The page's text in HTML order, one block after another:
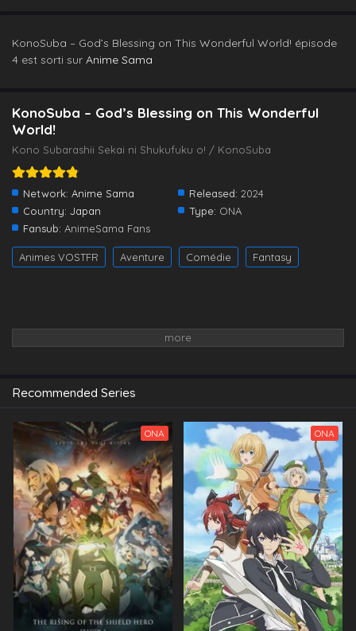
KonoSuba – God’s Blessing on This Wonderful World! épisode
4 est sorti sur Anime Sama
KonoSuba – God’s Blessing on This Wonderful
World!
Kono Subarashii Sekai ni Shukufuku o! / KonoSuba
Network: Anime Sama Released: 2024
Country: Japan Type: ONA
Fansub: AnimeSama Fans
Animes VOSTFR Aventure Comédie Fantasy
Recommended Series
ONA ONA